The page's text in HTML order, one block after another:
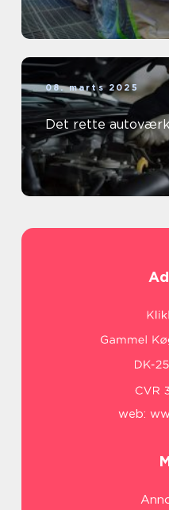
08. marts 2025
Det rette
web: